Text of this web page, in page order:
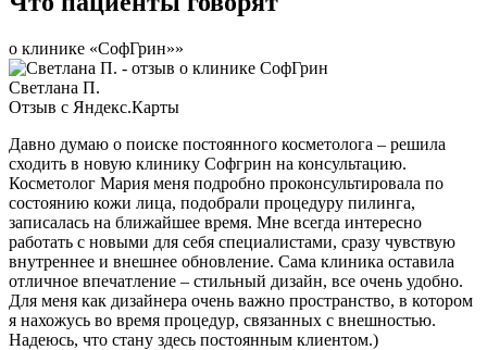
о клинике «СофГрин»»
Светлана П.
Отзыв с Яндекс.Карты
Давно думаю о поиске постоянного косметолога – решила
сходить в новую клинику Софгрин на консультацию.
Косметолог Мария меня подробно проконсультировала по
состоянию кожи лица, подобрали процедуру пилинга,
записалась на ближайшее время. Мне всегда интересно
работать с новыми для себя специалистами, сразу чувствую
внутреннее и внешнее обновление. Сама клиника оставила
отличное впечатление – стильный дизайн, все очень удобно.
Для меня как дизайнера очень важно пространство, в котором
я нахожусь во время процедур, связанных с внешностью.
Надеюсь, что стану здесь постоянным клиентом.)